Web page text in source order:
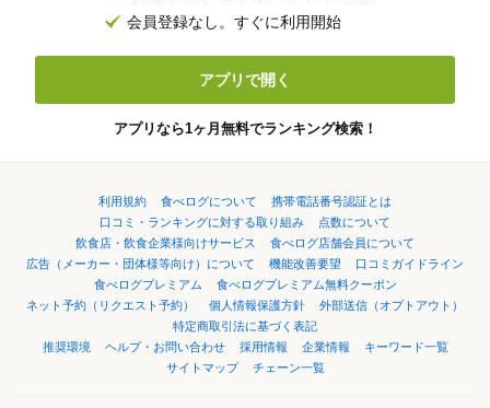
会員登録なし。すぐに利用開始
アプリで開く
アプリなら1ヶ月無料でランキング検索！
利用規約 食べログについて
携帯電話番号認証とは
口コミ・ランキングに対する取り組み
点数について
飲食店・飲食企業様向けサービス
食べログ店舗会員について
広告（メーカー・団体様等向け）について
機能改善要望
口コミガイドライン
食べログプレミアム
食べログプレミアム無料クーポン
ネット予約（リクエスト予約）
個人情報保護方針
外部送信（オプトアウト）
特定商取引法に基づく表記
推奨環境
ヘルプ・お問い合わせ 採用情報 企業情報
キーワード一覧
サイトマップ
チェーン一覧